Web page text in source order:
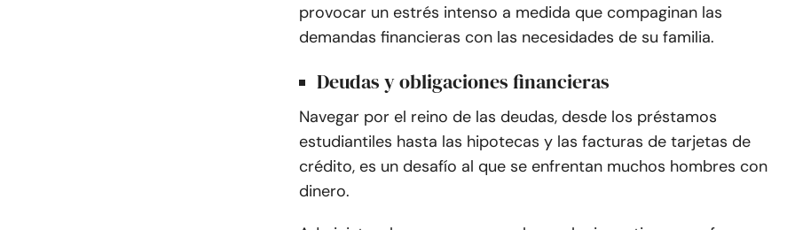
provocar un estrés intenso a medida que compaginan las
demandas financieras con las necesidades de su familia.
Deudas y obligaciones financieras
Navegar por el reino de las deudas, desde los préstamos
estudiantiles hasta las hipotecas y las facturas de tarjetas de
crédito, es un desafío al que se enfrentan muchos hombres con
dinero.